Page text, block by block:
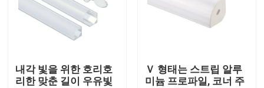
서피스는 주도하는 프로필을 탑재했습니다
오목한 주도하는 프로필
플라스터 보드는 프로필을 이끌었습니다
내각 빛을 위한 호리호
리한 맞춘 길이 우유빛
Ｖ 형태는 스트립 알루
미늄 프로파일, 코너 주